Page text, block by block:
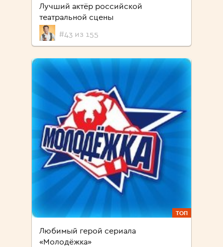
Лучший актёр российской
театральной сцены
#43 из 155
ТОП
Любимый герой сериала
«Молодёжка»